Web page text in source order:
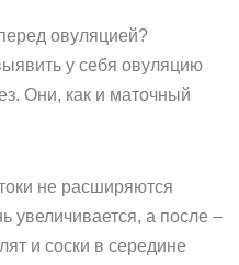
овуляцией?
у себя овуляцию
Они, как и маточный
не расширяются
увеличивается, а после –
и соски в середине